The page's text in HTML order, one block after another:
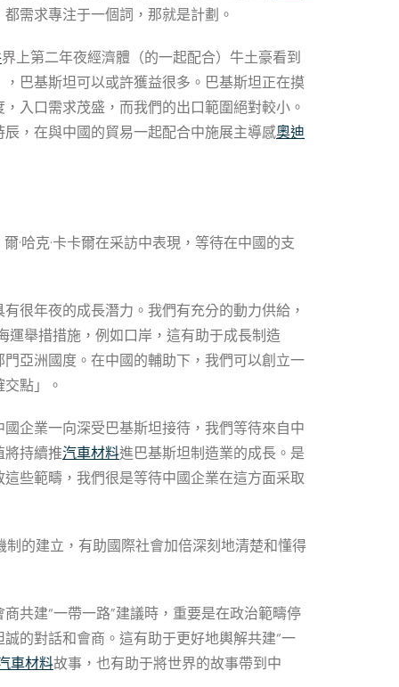
需求專注于一個詞，那就是計劃。
界上第二年夜經濟體（的一起配合）牛土豪看到
巴基斯坦可以或許獲益很多。巴基斯坦正在摸
，入口需求茂盛，而我們的出口範圍絕對較小。
，在與中國的貿易一起配合中施展主導感奧迪
·哈克·卡卡爾在采訪中表現，等待在中國的支
很年夜的成長潛力。我們有充分的動力供給，
運舉措措施，例如口岸，這有助于成長制造
亞洲國度。在中國的輔助下，我們可以創立一
點」。
企業一向深受巴基斯坦接待，我們等待來自中
將持續推汽車材料進巴基斯坦制造業的成長。是
些範疇，我們很是等待中國企業在這方面采取
制的建立，有助國際社會加倍深刻地清楚和懂得
共建“一帶一路”建議時，重要是在政治範疇停
的對話和會商。這有助于更好地輿解共建“一
車材料故事，也有助于將世界的故事帶到中